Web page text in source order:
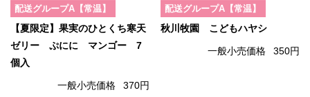
配送グループA【常温】
【夏限定】果実のひとくち寒天
ゼリー ぷにに マンゴー 7
個入
一般小売価格 370円
配送グループA【常温】
秋川牧園 こどもハヤシ
一般小売価格 350円